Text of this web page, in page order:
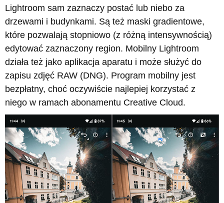
Lightroom sam zaznaczy postać lub niebo za
drzewami i budynkami. Są też maski gradientowe,
które pozwalają stopniowo (z różną intensywnością)
edytować zaznaczony region. Mobilny Lightroom
działa też jako aplikacja aparatu i może służyć do
zapisu zdjęć RAW (DNG). Program mobilny jest
bezpłatny, choć oczywiście najlepiej korzystać z
niego w ramach abonamentu Creative Cloud.